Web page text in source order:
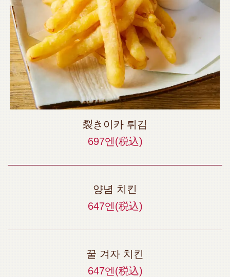
裂き이카 튀김
697엔 (税込)
양념 치킨
647엔 (税込)
꿀 겨자 치킨
647엔 (税込)